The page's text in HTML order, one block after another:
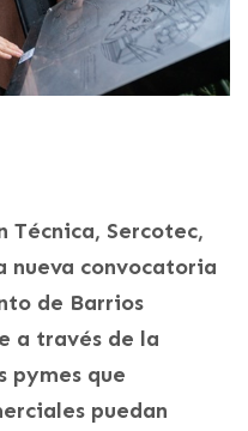
Técnica, Sercotec,
nueva convocatoria
de Barrios
a través de la
pymes que
puedan